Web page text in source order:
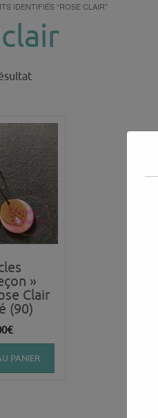
IDENTIFIÉS “ROSE CLAIR”
»
Clair
(90)
€
PANIER